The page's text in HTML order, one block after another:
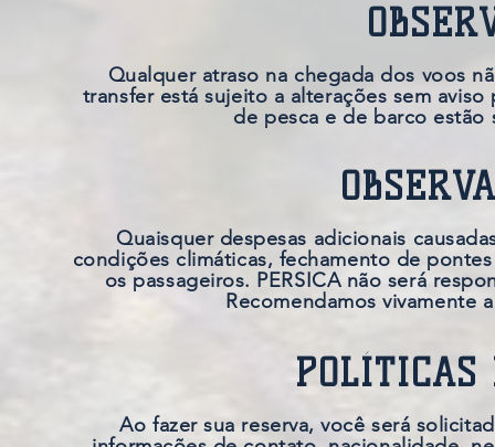
Qualquer atraso na chegada dos voos
transfer está sujeito a alterações sem
de pesca e de barco estão
Quaisquer despesas adicionais
condições climáticas, fechamento de
os passageiros. PERSICA não será
Recomendamos vivamente
POLÍTICAS
Ao fazer sua reserva, você será